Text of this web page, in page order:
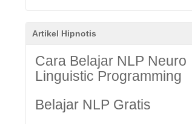
Artikel Hipnotis
Cara Belajar NLP Neuro
Linguistic Programming
Belajar NLP Gratis